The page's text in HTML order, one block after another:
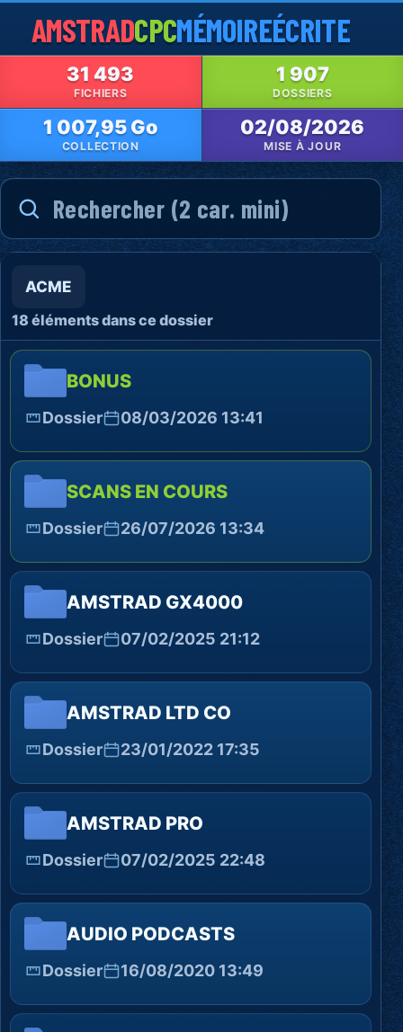
AMSTRADCPCMÉMOIREÉCRITE
31 493
FICHIERS
1 907
DOSSIERS
1 007,95 Go
COLLECTION
02/08/2026
MISE À JOUR
ACME
18 éléments dans ce dossier
BONUS
Dossier 08/03/2026 13:41
SCANS EN COURS
Dossier 26/07/2026 13:34
AMSTRAD GX4000
Dossier 07/02/2025 21:12
AMSTRAD LTD CO
Dossier 23/01/2022 17:35
AMSTRAD PRO
Dossier 07/02/2025 22:48
AUDIO PODCASTS
Dossier 16/08/2020 13:49